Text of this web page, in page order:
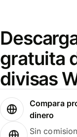
gratuita
divisas
Compara
dinero
Sin